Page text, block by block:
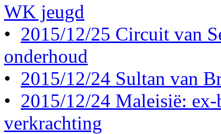
WK jeugd
• 2015/12/25 Circuit van
onderhoud
• 2015/12/24 Sultan van
• 2015/12/24 Maleisië:
verkrachting